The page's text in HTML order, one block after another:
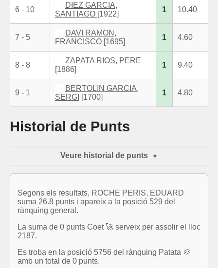
6 - 10
DIEZ GARCIA,
SANTIAGO [1922]
1 10.40
7 - 5
DAVI RAMON,
FRANCISCO [1695]
1 4.60
8 - 8
ZAPATA RIOS, PERE
[1886]
1 9.40
9 - 1
BERTOLIN GARCIA,
SERGI [1700]
1 4.80
Historial de Punts
Veure historial de punts
Segons els resultats, ROCHE PERIS, EDUARD
suma 26.8 punts i apareix a la posició 529 del
rànquing general.
La suma de 0 punts Coet 🚀 serveix per assolir el lloc
2187.
Es troba en la posició 5756 del rànquing Patata 🥔
amb un total de 0 punts.